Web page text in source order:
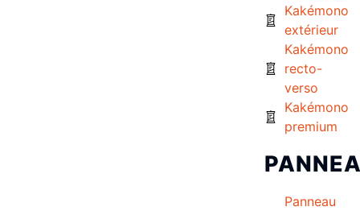
Kakémono
extérieur
Kakémono
recto-
verso
Kakémono
premium
Panneau